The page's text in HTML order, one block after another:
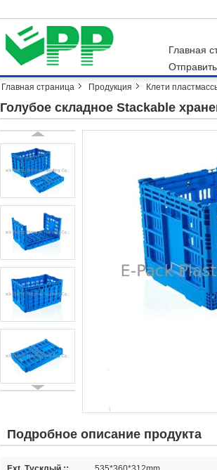
Главная
Главная страница Продукция Клети
Голубое складное Stackable
Подробное описание продукта